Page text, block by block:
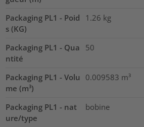
Packaging PL1 - Poid
s (KG)
1.26 kg
Packaging PL1 - Qua
ntité
50
Packaging PL1 - Volu
me (m³)
0.009583 m³
Packaging PL1 - nat
ure/type
bobine